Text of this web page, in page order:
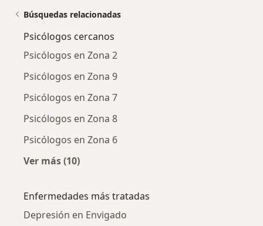
Búsquedas relacionadas
Psicólogos cercanos
Psicólogos en Zona 2
Psicólogos en Zona 9
Psicólogos en Zona 7
Psicólogos en Zona 8
Psicólogos en Zona 6
Ver más (10)
Enfermedades más tratadas
Depresión en Envigado